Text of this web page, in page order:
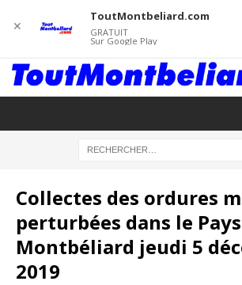
Collectes des ordures
perturbées dans le
Montbéliard jeudi 5
2019
✕
ToutMontbeliard.com
GRATUIT
Sur Google Play